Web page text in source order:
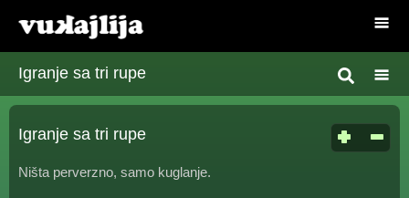
Igranje sa tri rupe
Igranje sa tri rupe
Ništa perverzno, samo kuglanje.